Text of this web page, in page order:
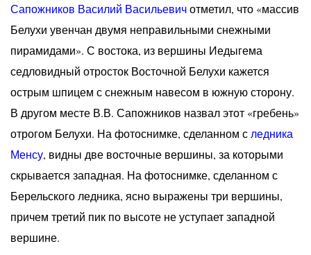
Сапожников Василий Васильевичотметил, что «массив
Белухи увенчан двумя неправильными снежными
пирамидами». С востока, из вершины Иедыгема
седловидный отросток Восточной Белухи кажется
острым шпицем с снежным навесом в южную сторону.
В другом месте В.В. Сапожников назвал этот «гребень»
отрогом Белухи. На фотоснимке, сделанном с ледника
Менсу, видны две восточные вершины, за которыми
скрывается западная. На фотоснимке, сделанном с
Берельского ледника, ясно выражены три вершины,
причем третий пик по высоте не уступает западной
вершине.